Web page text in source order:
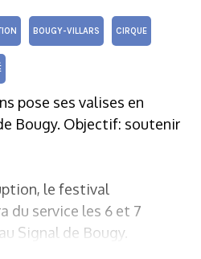
BOUGY-VILLARS CIRQUE
pose ses valises en
Bougy. Objectif: soutenir
le festival
du service les 6 et 7
Signal de Bougy.